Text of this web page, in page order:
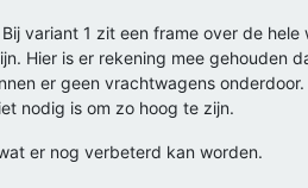
variant 1 zit een frame over de
Hier is er rekening mee gehouden
er geen vrachtwagens
nodig is om zo hoog te zijn.
er nog verbeterd kan worden.